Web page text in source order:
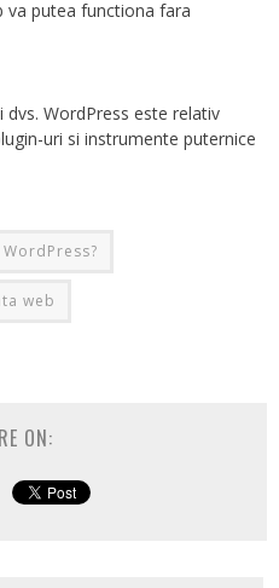
va putea functiona fara
WordPress este relativ
uri si instrumente puternice
web
ON: